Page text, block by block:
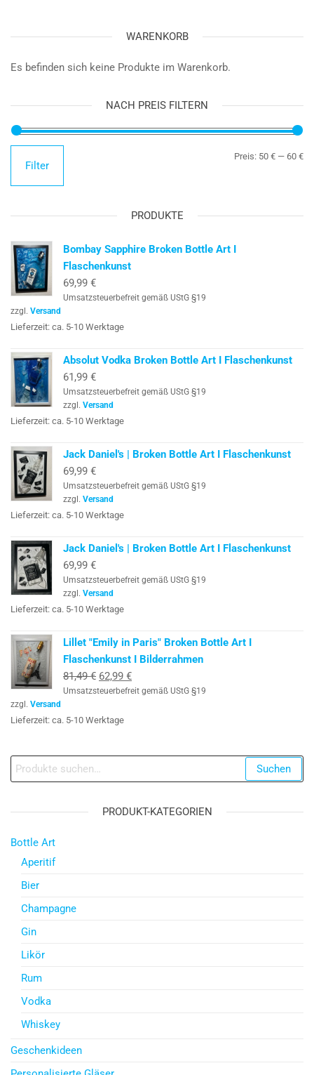
WARENKORB
Es befinden sich keine Produkte im Warenkorb.
NACH PREIS FILTERN
Filter
Preis: 50 € — 60 €
PRODUKTE
Bombay Sapphire Broken Bottle Art I
Flaschenkunst
69,99 €
Umsatzsteuerbefreit gemäß UStG §19
zzgl. Versand
Lieferzeit: ca. 5-10 Werktage
Absolut Vodka Broken Bottle Art I Flaschenkunst
61,99 €
Umsatzsteuerbefreit gemäß UStG §19
zzgl. Versand
Lieferzeit: ca. 5-10 Werktage
Jack Daniel's | Broken Bottle Art I Flaschenkunst
69,99 €
Umsatzsteuerbefreit gemäß UStG §19
zzgl. Versand
Lieferzeit: ca. 5-10 Werktage
Jack Daniel's | Broken Bottle Art I Flaschenkunst
69,99 €
Umsatzsteuerbefreit gemäß UStG §19
zzgl. Versand
Lieferzeit: ca. 5-10 Werktage
Lillet "Emily in Paris" Broken Bottle Art I
Flaschenkunst I Bilderrahmen
81,49€ Ursprünglicher
Preis
81,49 €
62,99 €Aktueller
Preis
Umsatzsteuerbefreit gemäß UStG §19
zzgl. Versand
Lieferzeit: ca. 5-10 Werktage
Suche
nach:
Suchen
PRODUKT-KATEGORIEN
Bottle Art
Aperitif
Bier
Champagne
Gin
Likör
Rum
Vodka
Whiskey
Geschenkideen